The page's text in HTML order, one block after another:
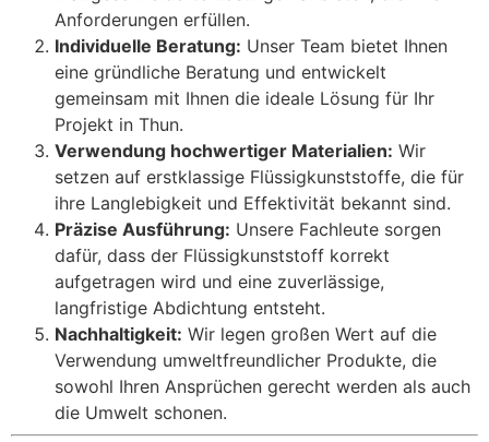
Anforderungen erfüllen.
Individuelle Beratung: Unser Team bietet Ihnen
eine gründliche Beratung und entwickelt
gemeinsam mit Ihnen die ideale Lösung für Ihr
Projekt in Thun.
Verwendung hochwertiger Materialien: Wir
setzen auf erstklassige Flüssigkunststoffe, die für
ihre Langlebigkeit und Effektivität bekannt sind.
Präzise Ausführung: Unsere Fachleute sorgen
dafür, dass der Flüssigkunststoff korrekt
aufgetragen wird und eine zuverlässige,
langfristige Abdichtung entsteht.
Nachhaltigkeit: Wir legen großen Wert auf die
Verwendung umweltfreundlicher Produkte, die
sowohl Ihren Ansprüchen gerecht werden als auch
die Umwelt schonen.